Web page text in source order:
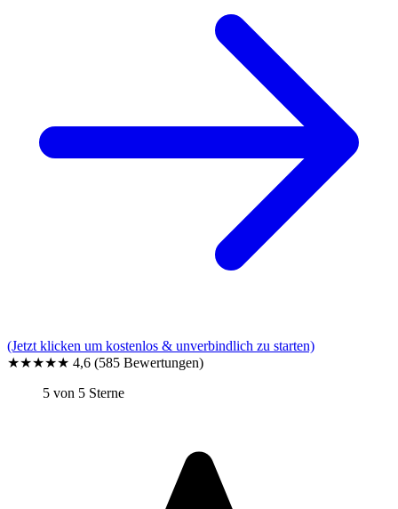
(Jetzt klicken um kostenlos & unverbindlich zu starten)
★★★★★ 4,6 (585 Bewertungen)
5 von 5 Sterne